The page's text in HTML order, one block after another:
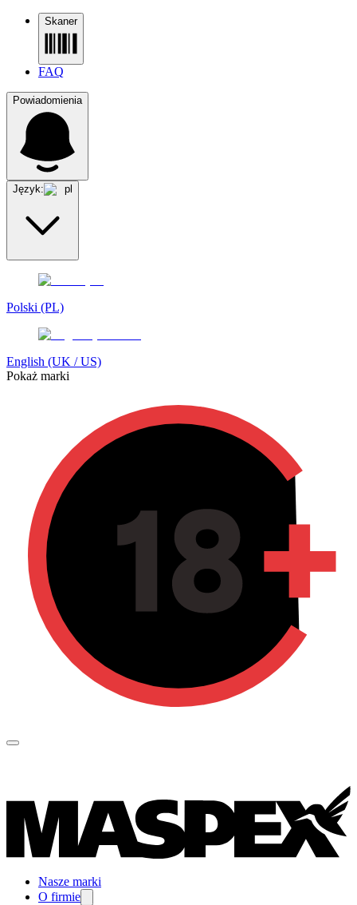
Skaner
FAQ
Powiadomienia
Język: pl
Polski (PL)
English (UK / US)
Pokaż marki
Nasze marki
O firmie